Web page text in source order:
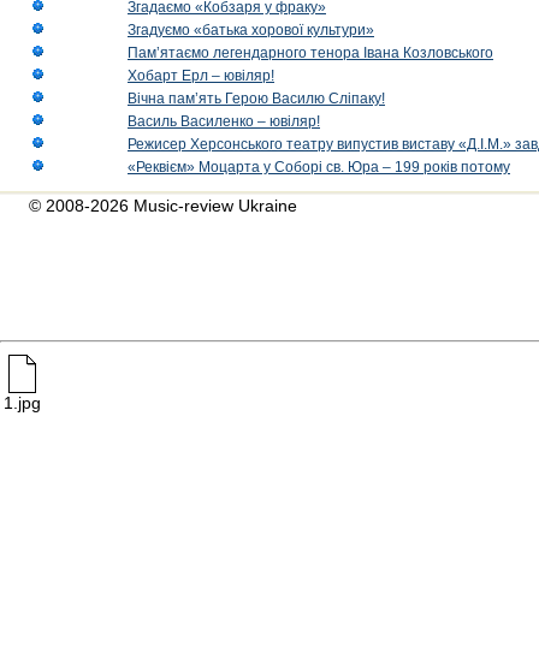
Згадаємо «Кобзаря у фраку»
Згадуємо «батька хорової культури»
Пам’ятаємо легендарного тенора Івана Козловського
Хобарт Ерл – ювіляр!
Вічна пам’ять Герою Василю Сліпаку!
Василь Василенко – ювіляр!
Режисер Херсонського театру випустив виставу «Д.І.М.»
«Реквієм» Моцарта у Соборі св. Юра – 199 років потому
© 2008-2026 Music-review Ukraine
1.jpg